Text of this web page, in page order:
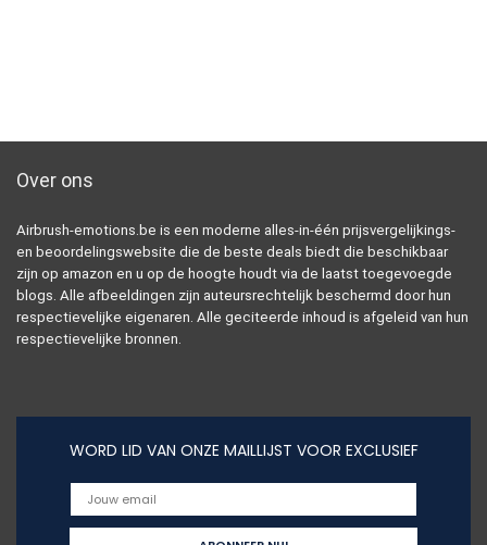
Over ons
Airbrush-emotions.be is een moderne alles-in-één prijsvergelijkings-
en beoordelingswebsite die de beste deals biedt die beschikbaar
zijn op amazon en u op de hoogte houdt via de laatst toegevoegde
blogs. Alle afbeeldingen zijn auteursrechtelijk beschermd door hun
respectievelijke eigenaren. Alle geciteerde inhoud is afgeleid van hun
respectievelijke bronnen.
WORD LID VAN ONZE MAILLIJST VOOR EXCLUSIEF